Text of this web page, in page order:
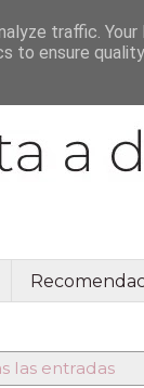
las entradas
traffic. Your
to ensure